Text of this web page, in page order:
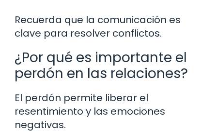
Recuerda que la comunicación es
clave para resolver conflictos.
¿Por qué es importante el
perdón en las relaciones?
El perdón permite liberar el
resentimiento y las emociones
negativas.